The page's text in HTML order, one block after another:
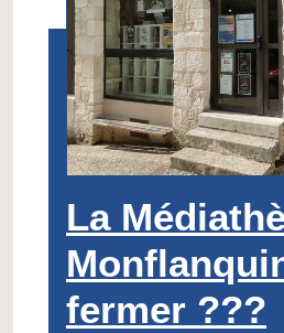
La
fermer ???